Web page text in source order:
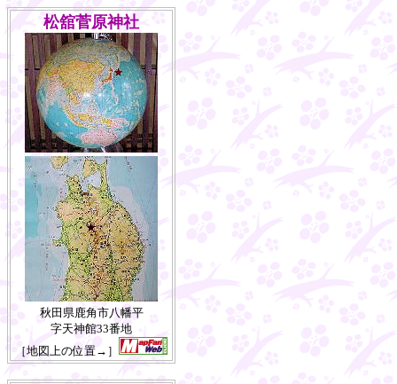
松舘菅原神社
秋田県鹿角市八幡平
字天神館33番地
［地図上の位置→］